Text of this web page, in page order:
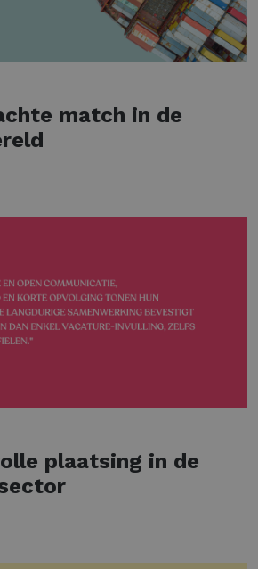
match in de
plaatsing in de